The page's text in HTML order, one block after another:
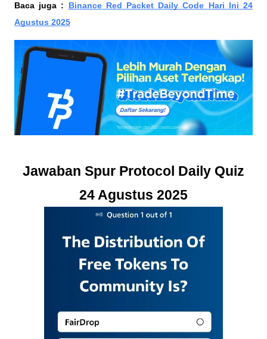
Baca juga : Binance Red Packet Daily Code Hari Ini 24
Agustus 2025
Jawaban Spur Protocol Daily Quiz
24 Agustus 2025